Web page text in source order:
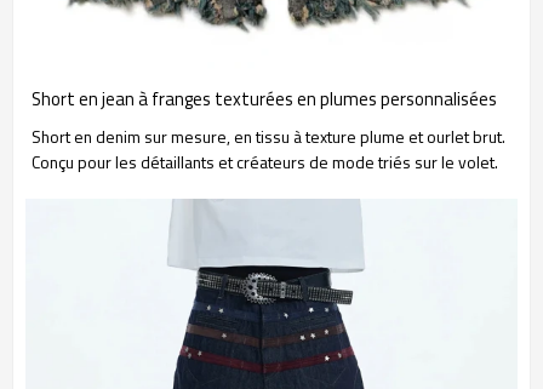
Short en jean à franges texturées en plumes personnalisées
Short en denim sur mesure, en tissu à texture plume et ourlet brut.
Conçu pour les détaillants et créateurs de mode triés sur le volet.